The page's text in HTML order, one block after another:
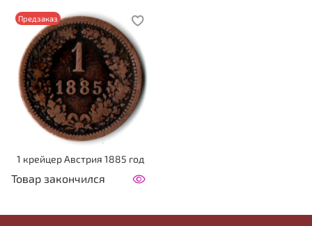
Предзаказ
1 крейцер Австрия 1885 год
Товар закончился